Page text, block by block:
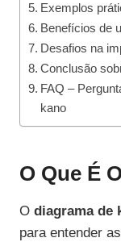
Exemplos
Benefícios de
Desafios na
Conclusão
FAQ –
kano
O Que É
O diagrama de
para entender